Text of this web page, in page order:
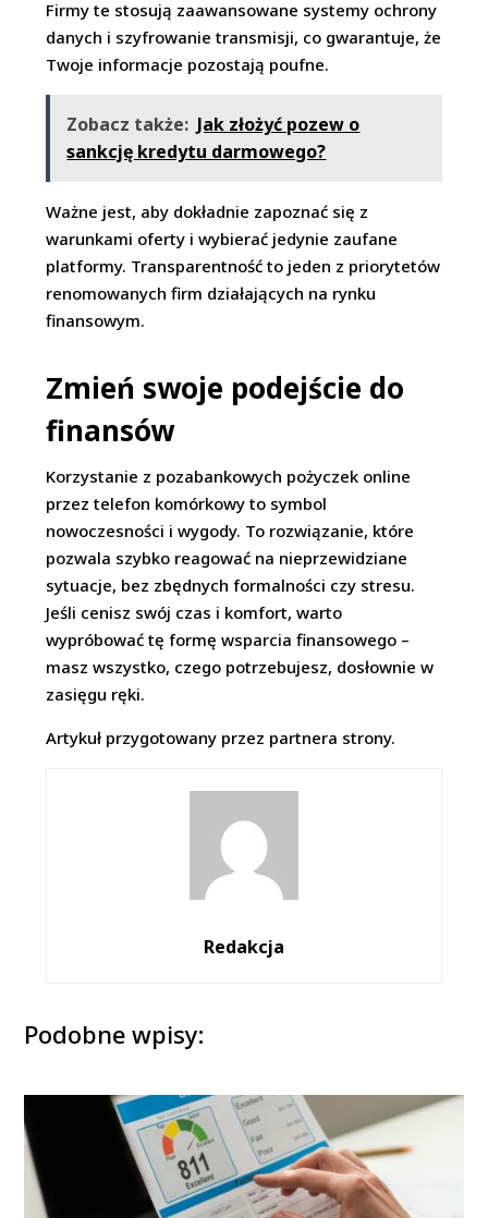
Firmy te stosują zaawansowane systemy ochrony
danych i szyfrowanie transmisji, co gwarantuje, że
Twoje informacje pozostają poufne.
Zobacz także: Jak złożyć pozew o
sankcję kredytu darmowego?
Ważne jest, aby dokładnie zapoznać się z
warunkami oferty i wybierać jedynie zaufane
platformy. Transparentność to jeden z priorytetów
renomowanych firm działających na rynku
finansowym.
Zmień swoje podejście do
finansów
Korzystanie z pozabankowych pożyczek online
przez telefon komórkowy to symbol
nowoczesności i wygody. To rozwiązanie, które
pozwala szybko reagować na nieprzewidziane
sytuacje, bez zbędnych formalności czy stresu.
Jeśli cenisz swój czas i komfort, warto
wypróbować tę formę wsparcia finansowego –
masz wszystko, czego potrzebujesz, dosłownie w
zasięgu ręki.
Artykuł przygotowany przez partnera strony.
Redakcja
Podobne wpisy: